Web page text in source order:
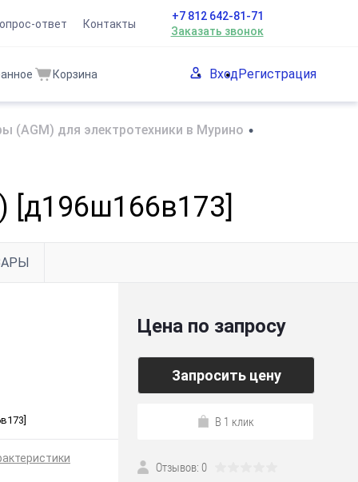
ответ Контакты
+7 812 642-81-71
Заказать звонок
Корзина ВходРегистрация
(AGM) для электротехники в Мурино •
[д196ш166в173]
Цена по запросу
Запросить цену
В 1 клик
Отзывов: 0